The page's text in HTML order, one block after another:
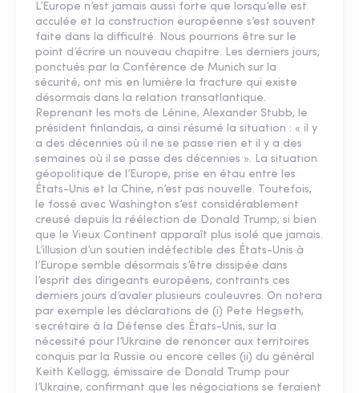
L’Europe n’est jamais aussi forte que lorsqu’elle est
acculée et la construction européenne s’est souvent
faite dans la difficulté. Nous pourrions être sur le
point d’écrire un nouveau chapitre. Les derniers jours,
ponctués par la Conférence de Munich sur la
sécurité, ont mis en lumière la fracture qui existe
désormais dans la relation transatlantique.
Reprenant les mots de Lénine, Alexander Stubb, le
président finlandais, a ainsi résumé la situation : « il y
a des décennies où il ne se passe rien et il y a des
semaines où il se passe des décennies ». ​La situation
géopolitique de l’Europe, prise en étau entre les
États-Unis et la Chine, n’est pas nouvelle. Toutefois,
le fossé avec Washington s’est considérablement
creusé depuis la réélection de Donald Trump, si bien
que le Vieux Continent apparaît plus isolé que jamais.
L’illusion d’un soutien indéfectible des États-Unis à
l’Europe semble désormais s’être dissipée dans
l’esprit des dirigeants européens, contraints ces
derniers jours d’avaler plusieurs couleuvres. On notera
par exemple les déclarations de (i) Pete Hegseth,
secrétaire à la Défense des États-Unis, sur la
nécessité pour l’Ukraine de renoncer aux territoires
conquis par la Russie ou encore celles (ii) du général
Keith Kellogg, émissaire de Donald Trump pour
l’Ukraine, confirmant que les négociations se feraient